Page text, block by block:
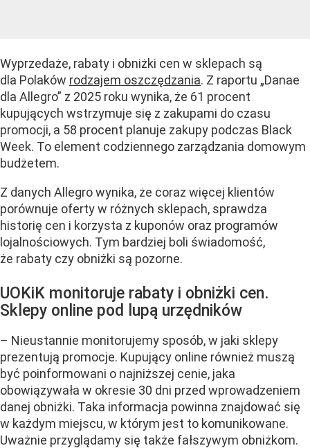
Wyprzedaże, rabaty i obniżki cen w sklepach są
dla Polaków rodzajem oszczędzania. Z raportu „Danae
dla Allegro” z 2025 roku wynika, że 61 procent
kupujących wstrzymuje się z zakupami do czasu
promocji, a 58 procent planuje zakupy podczas Black
Week. To element codziennego zarządzania domowym
budżetem.
Z danych Allegro wynika, że coraz więcej klientów
porównuje oferty w różnych sklepach, sprawdza
historię cen i korzysta z kuponów oraz programów
lojalnościowych. Tym bardziej boli świadomość,
że rabaty czy obniżki są pozorne.
UOKiK monitoruje rabaty i obniżki cen.
Sklepy online pod lupą urzędników
– Nieustannie monitorujemy sposób, w jaki sklepy
prezentują promocje. Kupujący online również muszą
być poinformowani o najniższej cenie, jaka
obowiązywała w okresie 30 dni przed wprowadzeniem
danej obniżki. Taka informacja powinna znajdować się
w każdym miejscu, w którym jest to komunikowane.
Uważnie przyglądamy się także fałszywym obniżkom.